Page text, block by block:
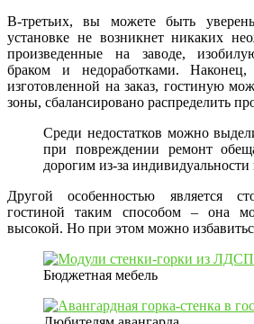
В-третьих, вы можете быть
установке не возникнет никаких
произведенные на заводе,
браком и недоработками. Наконец,
изготовленной на заказ, гостиную
зоны, сбалансировано распределить
Среди недостатков можно
при повреждении ремонт
дорогим из-за
Другой особенностью является
гостиной таким способом – она
высокой. Но при этом можно
Бюджетная мебель